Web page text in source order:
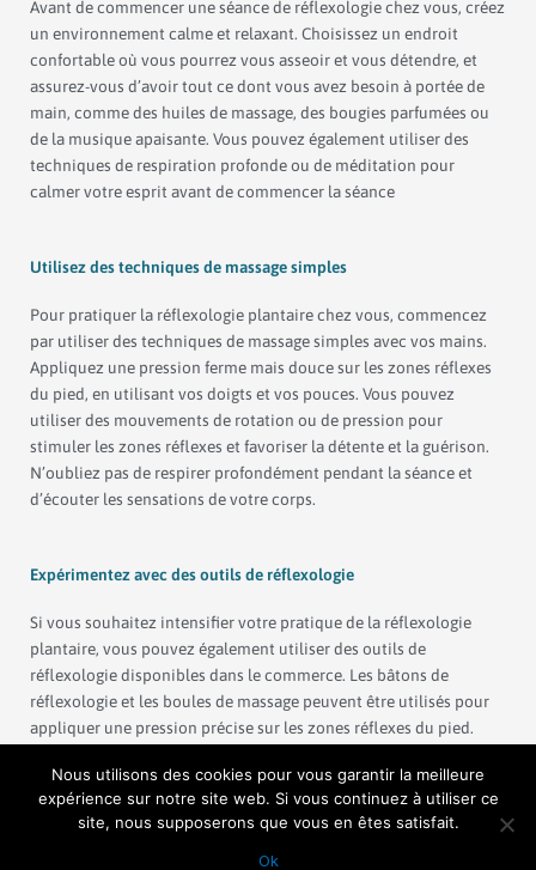
Avant de commencer une séance de réflexologie chez vous, créez
un environnement calme et relaxant. Choisissez un endroit
confortable où vous pourrez vous asseoir et vous détendre, et
assurez-vous d’avoir tout ce dont vous avez besoin à portée de
main, comme des huiles de massage, des bougies parfumées ou
de la musique apaisante. Vous pouvez également utiliser des
techniques de respiration profonde ou de méditation pour
calmer votre esprit avant de commencer la séance
Utilisez des techniques de massage simples
Pour pratiquer la réflexologie plantaire chez vous, commencez
par utiliser des techniques de massage simples avec vos mains.
Appliquez une pression ferme mais douce sur les zones réflexes
du pied, en utilisant vos doigts et vos pouces. Vous pouvez
utiliser des mouvements de rotation ou de pression pour
stimuler les zones réflexes et favoriser la détente et la guérison.
N’oubliez pas de respirer profondément pendant la séance et
d’écouter les sensations de votre corps.
Expérimentez avec des outils de réflexologie
Si vous souhaitez intensifier votre pratique de la réflexologie
plantaire, vous pouvez également utiliser des outils de
réflexologie disponibles dans le commerce. Les bâtons de
réflexologie et les boules de massage peuvent être utilisés pour
appliquer une pression précise sur les zones réflexes du pied.
massage des mains pour des résultats encore plus bénéfiques.
Nous utilisons des cookies pour vous garantir la meilleure
expérience sur notre site web. Si vous continuez à utiliser ce
site, nous supposerons que vous en êtes satisfait.
Ok